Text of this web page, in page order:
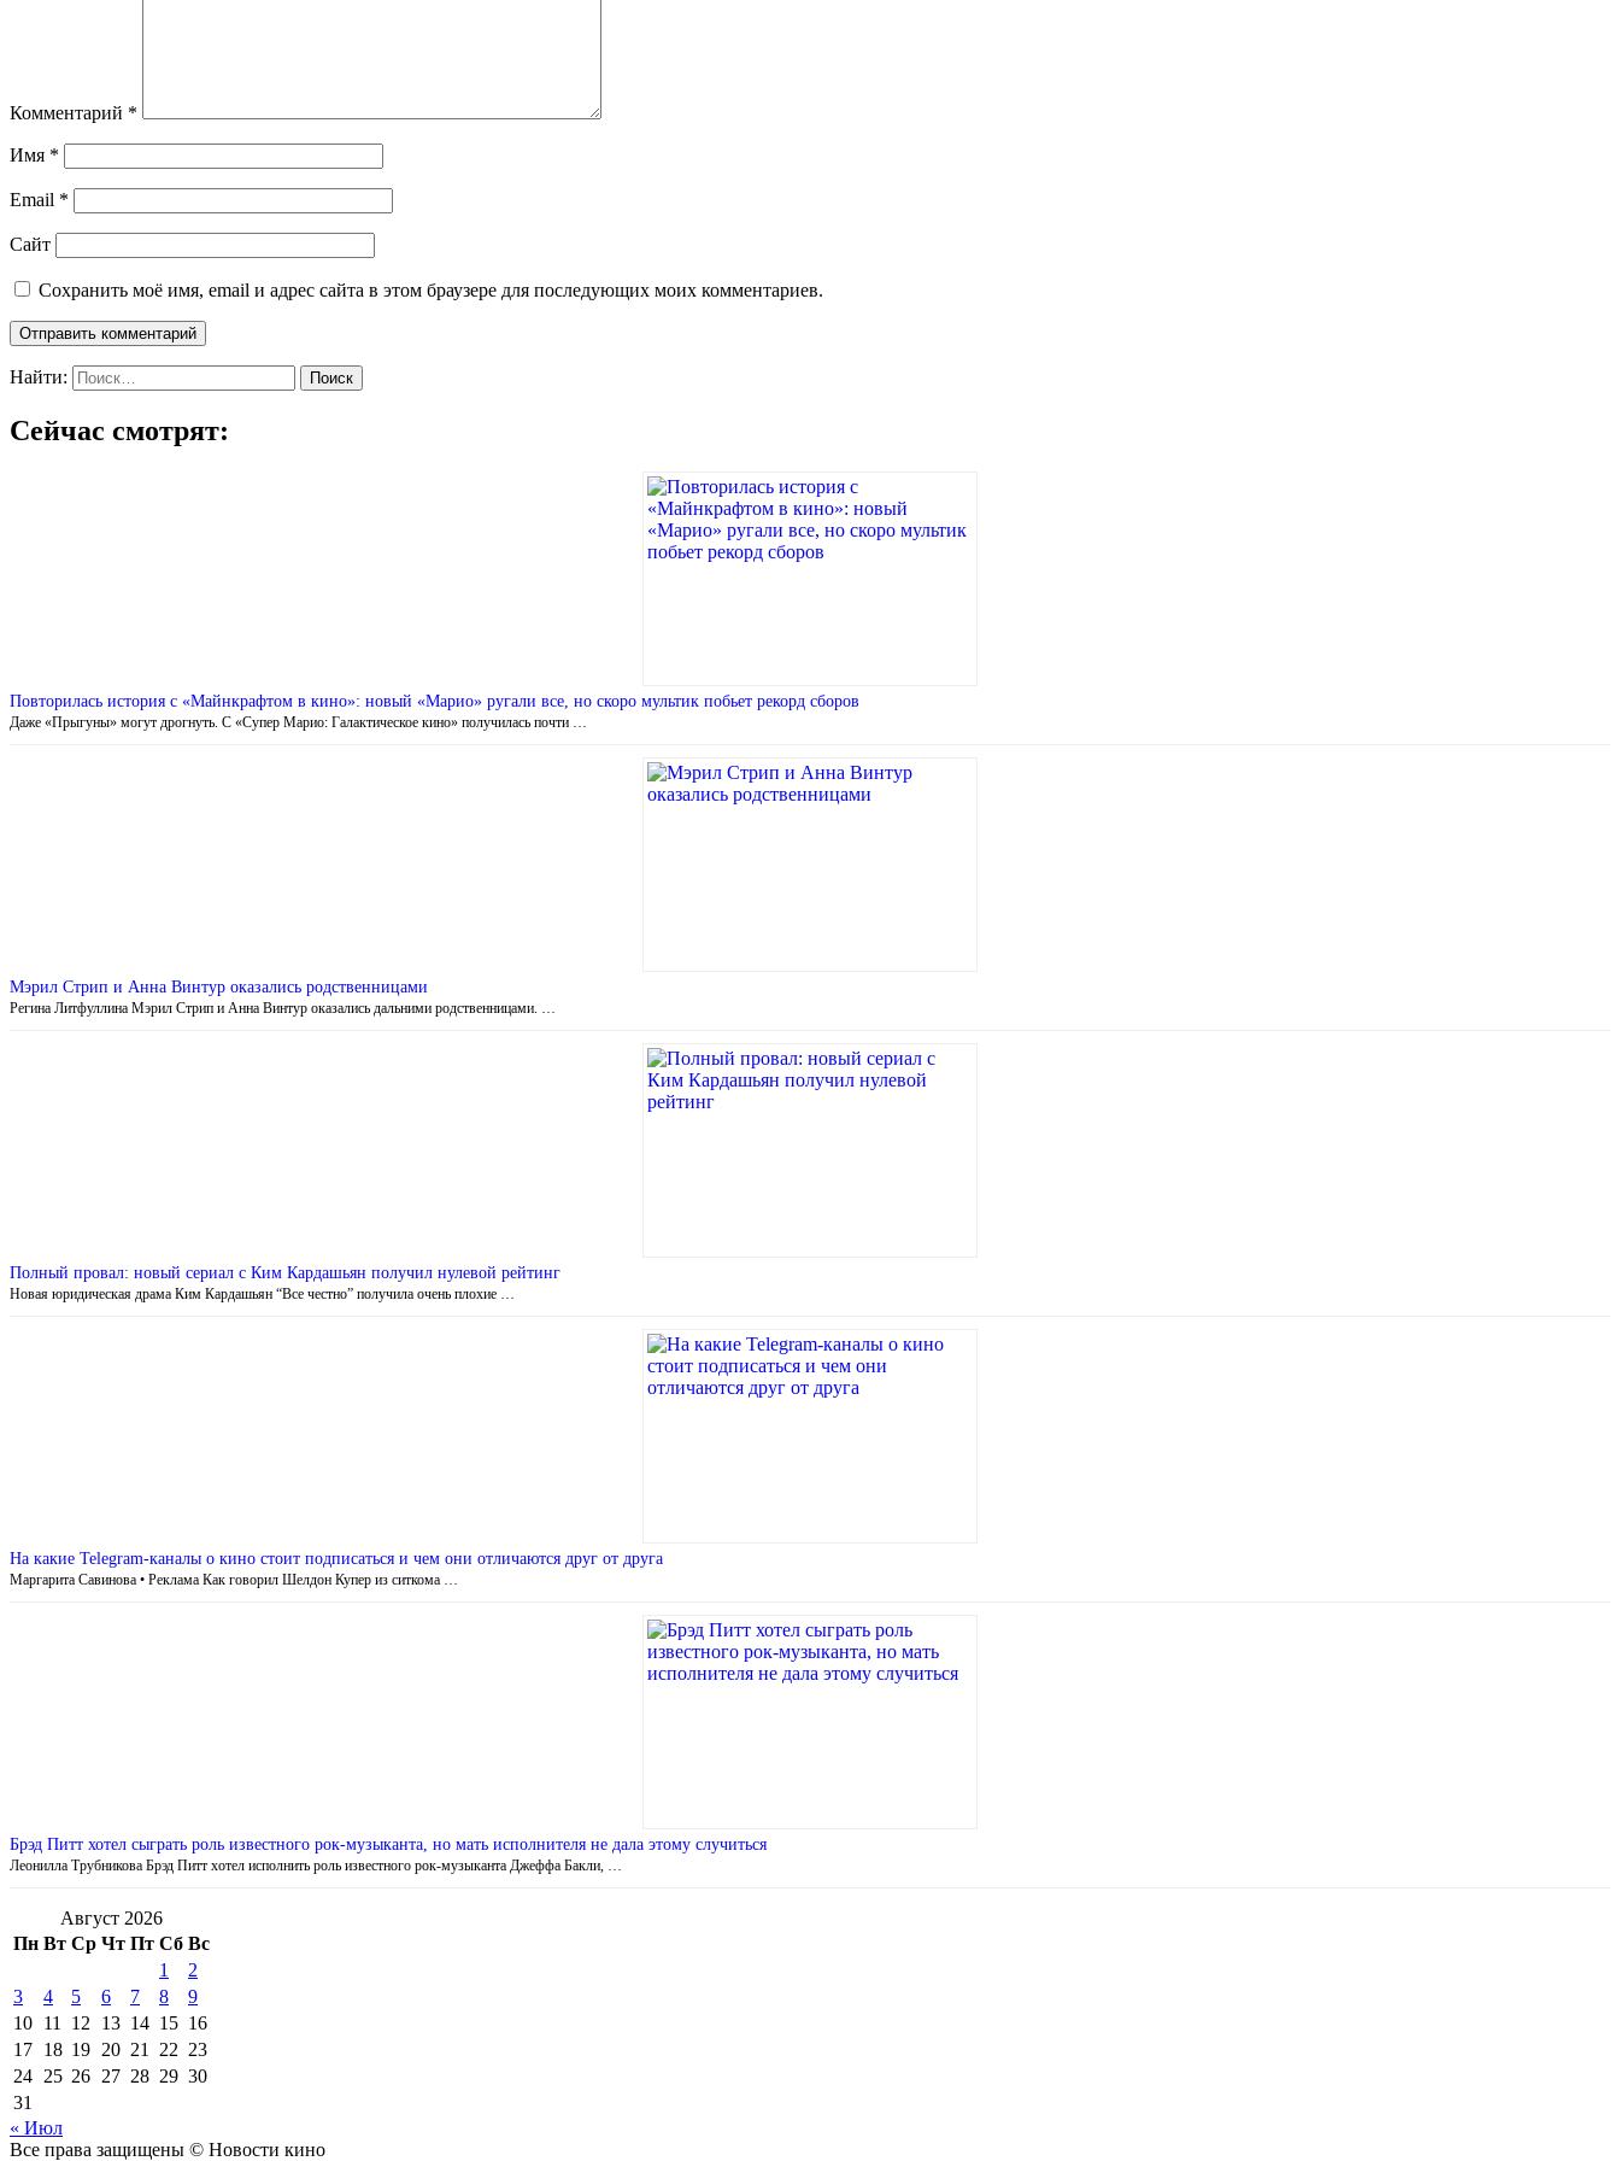
Комментарий *
Имя *
Email *
Сайт
Сохранить моё имя, email и адрес сайта в этом браузере для последующих моих комментариев.
Найти:
Сейчас смотрят:
Повторилась история с «Майнкрафтом в кино»: новый «Марио» ругали все, но скоро мультик побьет рекорд сборов
Даже «Прыгуны» могут дрогнуть. С «Супер Марио: Галактическое кино» получилась почти …
Мэрил Стрип и Анна Винтур оказались родственницами
Регина Литфуллина Мэрил Стрип и Анна Винтур оказались дальними родственницами. …
Полный провал: новый сериал c Ким Кардашьян получил нулевой рейтинг
Новая юридическая драма Ким Кардашьян “Все честно” получила очень плохие …
На какие Telegram-каналы о кино стоит подписаться и чем они отличаются друг от друга
Маргарита Савинова • Реклама Как говорил Шелдон Купер из ситкома …
Брэд Питт хотел сыграть роль известного рок-музыканта, но мать исполнителя не дала этому случиться
Леонилла Трубникова Брэд Питт хотел исполнить роль известного рок-музыканта Джеффа Бакли, …
Август 2026
Пн Вт Ср Чт Пт Сб Вс
1
2
3
4 5 6 7 8
9
10 11 12 13 14 15 16
17 18 19 20 21 22 23
24 25 26 27 28 29 30
31
« Июл
Все права защищены © Новости кино